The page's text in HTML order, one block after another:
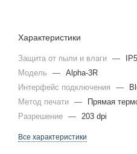
Характеристики
Защита от пыли и влаги —
Модель
— Alpha-3R
Интерфейс подключения
—
Метод печати —
Прямая
Разрешение — 203 dpi
Все характеристики